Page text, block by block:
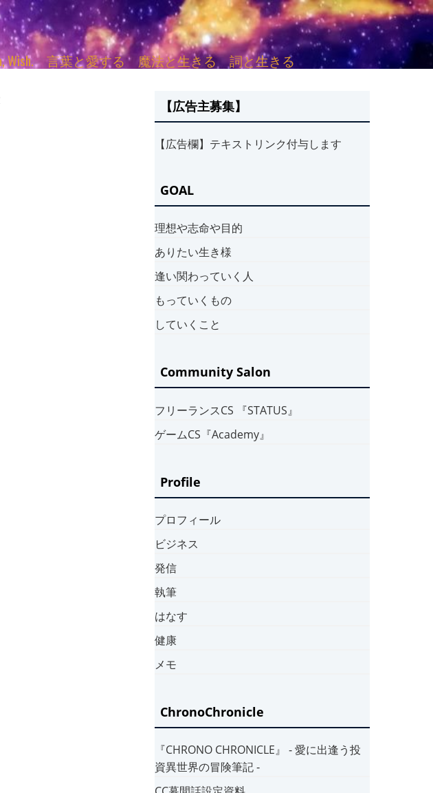
Wish. 言葉と愛する 魔法と生きる 詞と生きる
【広告主募集】
【広告欄】テキストリンク付与します
GOAL
理想や志命や目的
ありたい生き様
逢い関わっていく人
もっていくもの
していくこと
Community Salon
フリーランスCS 『STATUS』
ゲームCS『Academy』
Profile
プロフィール
ビジネス
発信
執筆
はなす
健康
メモ
ChronoChronicle
『CHRONO CHRONICLE』 ‐ 愛に出逢う投
資異世界の冒険筆記 ‐